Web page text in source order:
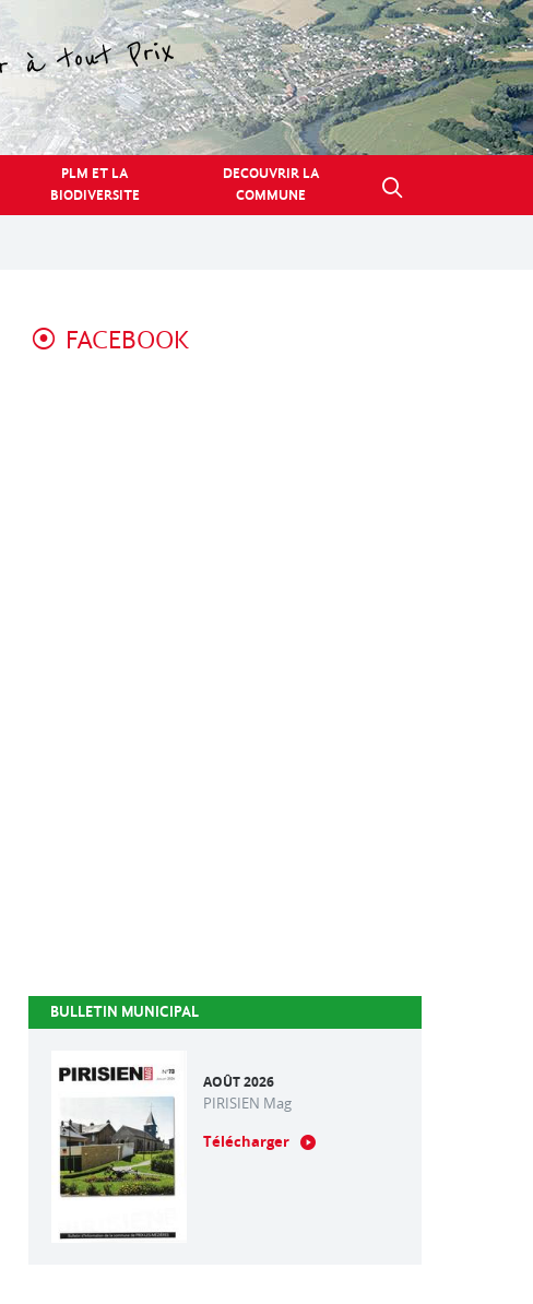
PLM ET LA
BIODIVERSITE
DECOUVRIR LA
COMMUNE
FACEBOOK
BULLETIN MUNICIPAL
AOÛT 2026
PIRISIEN Mag
Télécharger